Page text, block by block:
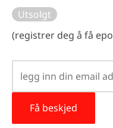
Utsolgt
(registrer deg å få